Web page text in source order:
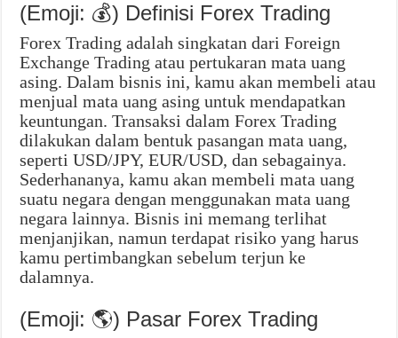
(Emoji: 💰) Definisi Forex Trading
Forex Trading adalah singkatan dari Foreign
Exchange Trading atau pertukaran mata uang
asing. Dalam bisnis ini, kamu akan membeli atau
menjual mata uang asing untuk mendapatkan
keuntungan. Transaksi dalam Forex Trading
dilakukan dalam bentuk pasangan mata uang,
seperti USD/JPY, EUR/USD, dan sebagainya.
Sederhananya, kamu akan membeli mata uang
suatu negara dengan menggunakan mata uang
negara lainnya. Bisnis ini memang terlihat
menjanjikan, namun terdapat risiko yang harus
kamu pertimbangkan sebelum terjun ke
dalamnya.
(Emoji: 🌎) Pasar Forex Trading